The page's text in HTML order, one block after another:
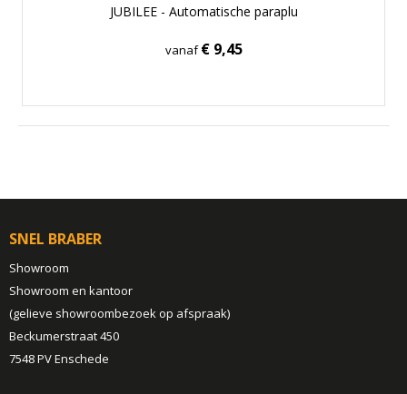
JUBILEE - Automatische paraplu
vanaf€ 9,45
SNEL BRABER
Showroom
Showroom en kantoor
(gelieve showroombezoek op afspraak)
Beckumerstraat 450
7548 PV Enschede